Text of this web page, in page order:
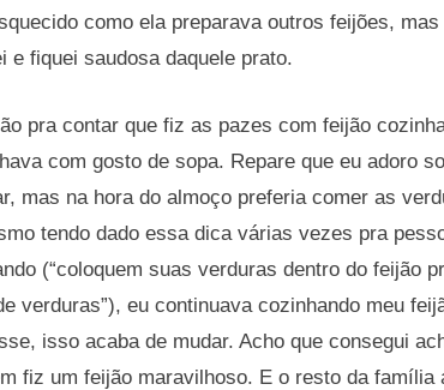
como ela preparava outros feijões,
e fiquei saudosa daquele prato.
pra contar que fiz as pazes com feijão
com gosto de sopa. Repare que eu adoro
mas na hora do almoço preferia comer as
tendo dado essa dica várias vezes pra
(“coloquem suas verduras dentro do feijão
verduras”), eu continuava cozinhando meu
isso acaba de mudar. Acho que consegui
fiz um feijão maravilhoso. E o resto da família